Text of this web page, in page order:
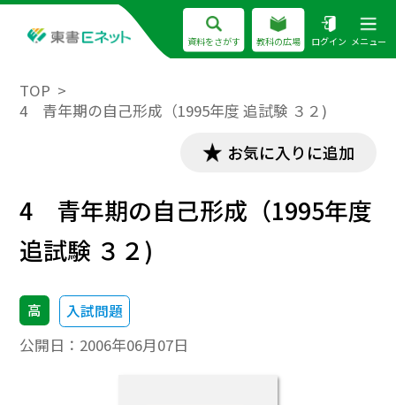
資料をさがす 教科の広場 ログイン メニュー
TOP
4 青年期の自己形成（1995年度 追試験 ３２)
お気に入りに追加
4 青年期の自己形成（1995年度
追試験 ３２)
高 入試問題
公開日： 2006年06月07日